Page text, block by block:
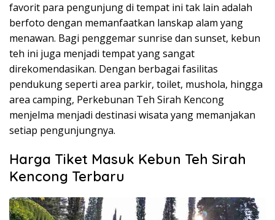
favorit para pengunjung di tempat ini tak lain adalah
berfoto dengan memanfaatkan lanskap alam yang
menawan. Bagi penggemar sunrise dan sunset, kebun
teh ini juga menjadi tempat yang sangat
direkomendasikan. Dengan berbagai fasilitas
pendukung seperti area parkir, toilet, mushola, hingga
area camping, Perkebunan Teh Sirah Kencong
menjelma menjadi destinasi wisata yang memanjakan
setiap pengunjungnya.
Harga Tiket Masuk Kebun Teh Sirah
Kencong Terbaru